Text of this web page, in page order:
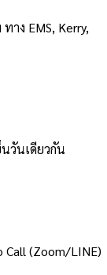
าง EMS, Kerry,
วันเดียวกัน
Call (Zoom/LINE)